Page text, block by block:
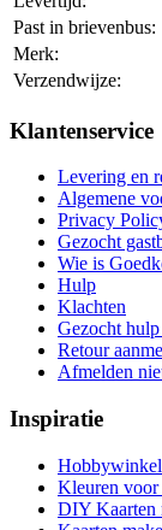
Past in brievenbus:
Merk:
Verzendwijze:
Klantenservice
Levering en
Algemene
Privacy
Gezocht
Wie is
Hulp
Klachten
Gezocht
Retour
Afmelden
Inspiratie
Hobbywinkel
Kleuren voor
DIY Kaarten